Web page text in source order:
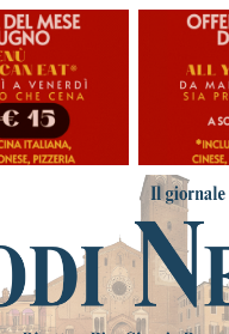
HOME
CRONACA
POLITICA